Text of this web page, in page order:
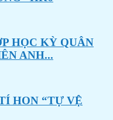
HỌC KỲ QUÂN
ANH...
HON “TỰ VỆ